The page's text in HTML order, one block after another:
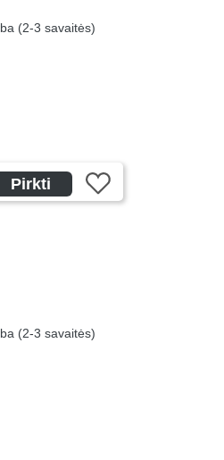
(2-3 savaitės)
Pirkti
(2-3 savaitės)